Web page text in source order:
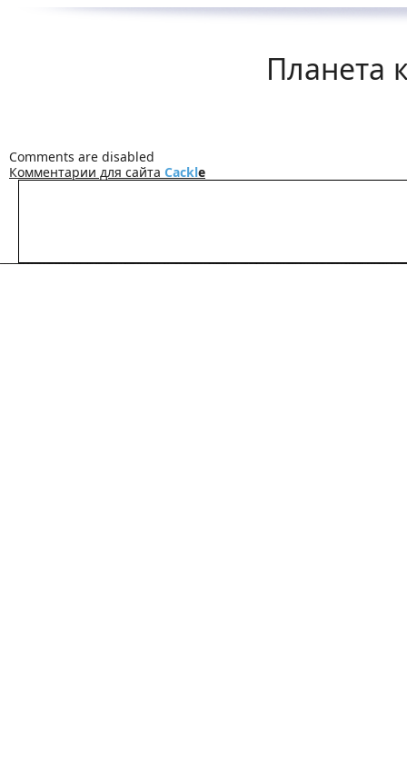
Планета
Comments are disabled
Комментарии для сайта Cackle